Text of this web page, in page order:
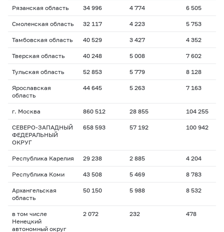
Рязанская область 34 996 4 774 6 505
Смоленская область 32 117 4 223 5 753
Тамбовская область 40 529 3 427 4 352
Тверская область 40 248 5 008 7 602
Тульская область 52 853 5 779 8 128
Ярославская
область
44 645 5 263 7 163
г. Москва 860 512 28 855 104 255
СЕВЕРО-ЗАПАДНЫЙ
ФЕДЕРАЛЬНЫЙ
ОКРУГ
658 593 57 192 100 942
Республика Карелия 29 238 2 885 4 204
Республика Коми 43 508 5 469 8 783
Архангельская
область
50 150 5 988 8 532
в том числе
Ненецкий
автономный округ
2 072 232 478